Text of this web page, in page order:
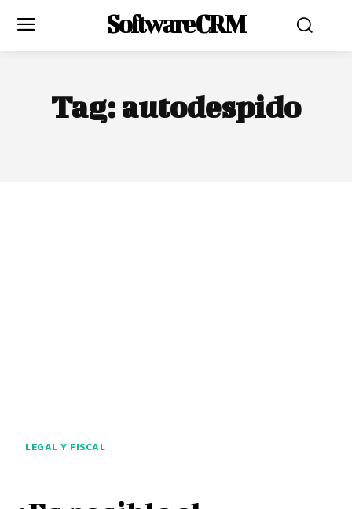
Software CRM
Tag: autodespido
LEGAL Y FISCAL